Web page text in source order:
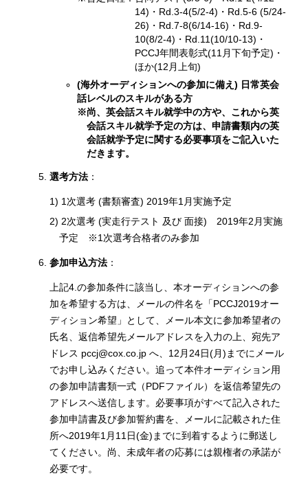
14)・Rd.3-4(5/2-4)・Rd.5-6 (5/24-
26)・Rd.7-8(6/14-16)・Rd.9-
10(8/2-4)・Rd.11(10/10-13)・
PCCJ年間表彰式(11月下旬予定)・
ほか(12月上旬)
(海外オーディションへの参加に備え) 日常英会
話レベルのスキルがある方
※尚、英会話スキル就学中の方や、これから英
会話スキル就学予定の方は、申請書類内の英
会話就学予定に関する必要事項をご記入いた
だきます。
選考方法 ：
1) 1次選考 (書類審査) 2019年1月実施予定
2) 2次選考 (実走行テスト 及び 面接) 2019年2月実施
予定 ※1次選考合格者のみ参加
参加申込方法 ：
上記4.の参加条件に該当し、本オーディションへの参
加を希望する方は、メールの件名を「PCCJ2019オー
ディション希望」として、メール本文に参加希望者の
氏名、返信希望先メールアドレスを入力の上、宛先ア
ドレス pccj@cox.co.jp へ、12月24日(月)までにメール
でお申し込みください。追って本件オーディション用
の参加申請書類一式（PDFファイル）を返信希望先の
アドレスへ送信します。必要事項がすべて記入された
参加申請書及び参加誓約書を、メールに記載された住
所へ2019年1月11日(金)までに到着するように郵送し
てください。尚、未成年者の応募には親権者の承諾が
必要です。